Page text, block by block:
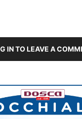
IN TO LEAVE A